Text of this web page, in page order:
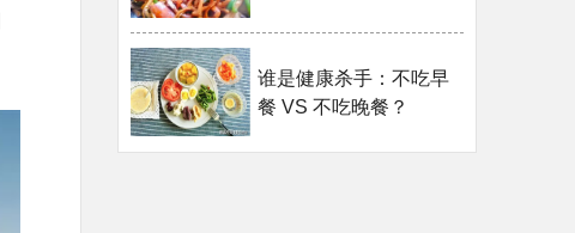
谁是健康杀手：不吃早
餐 VS 不吃晚餐？